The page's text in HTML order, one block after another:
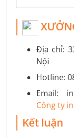
Địa chỉ:
Nội
Hotline:
Email:
Công ty
Kết luận